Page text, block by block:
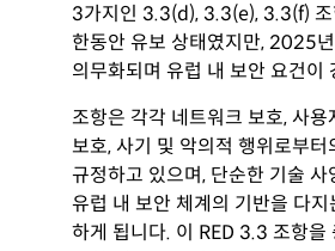
3가지인 3.3(d), 3.3(e), 3.3(f) 조
한동안 유보 상태였지만, 2025
의무화되며 유럽 내 보안 요건이
조항은 각각 네트워크 보호, 사용
보호, 사기 및 악의적 행위로부터
규정하고 있으며, 단순한 기술 사
유럽 내 보안 체계의 기반을 다지
하게 됩니다. 이 RED 3.3 조항을